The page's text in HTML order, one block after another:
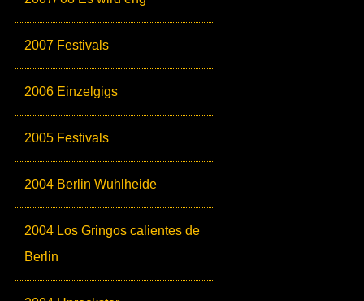
2007 Festivals
2006 Einzelgigs
2005 Festivals
2004 Berlin Wuhlheide
2004 Los Gringos calientes de
Berlin